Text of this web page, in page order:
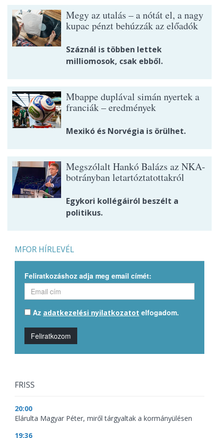
Megy az utalás – a nótát el, a nagy
kupac pénzt behúzzák az előadók
Száznál is többen lettek
milliomosok, csak ebből.
Mbappe duplával simán nyertek a
franciák – eredmények
Mexikó és Norvégia is örülhet.
Megszólalt Hankó Balázs az NKA-
botrányban letartóztatottakról
Egykori kollégáiról beszélt a
politikus.
MFOR HÍRLEVÉL
Feliratkozáshoz adja meg email címét:
Az adatkezelési nyilatkozatot elfogadom.
Feliratkozom
FRISS
20:00
Elárulta Magyar Péter, miről tárgyaltak a kormányülésen
19:36